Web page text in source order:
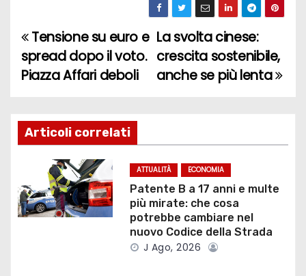
N
a
i
a
z
La svolta cinese:
crescita sostenibile,
anche se più lenta
Tensione su euro e
spread dopo il voto.
Piazza Affari deboli
Articoli correlati
ATTUALITÀ ECONOMIA
Patente B a 17 anni e multe
più mirate: che cosa
potrebbe cambiare nel
nuovo Codice della Strada
J Ago, 2026